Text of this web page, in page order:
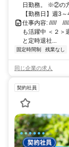
日勤務。 ※②の
【勤務日】週3
仕事内容: /////
も活躍中 ＜２＞
と定時退社...
固定時間制 残業なし
同じ企業の求人
契約社員